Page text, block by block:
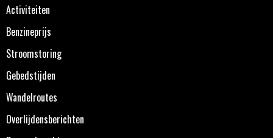
Activiteiten
Benzineprijs
Stroomstoring
Gebedstijden
Wandelroutes
Overlijdensberichten